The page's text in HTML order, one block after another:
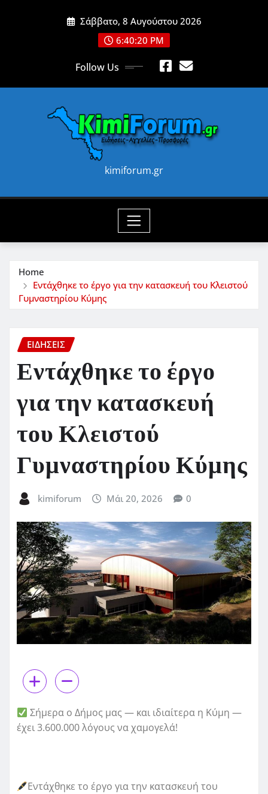
Σάββατο, 8 Αυγούστου 2026
6:40:22 PM
Follow Us
kimiforum.gr
Home
Εντάχθηκε το έργο για την κατασκευή του Κλειστού
Γυμναστηρίου Κύμης
ΕΙΔΗΣΕΙΣ
Εντάχθηκε το έργο
για την κατασκευή
του Κλειστού
Γυμναστηρίου Κύμης
kimiforum Μάι 20, 2026 0
Σήμερα ο Δήμος μας — και ιδιαίτερα η Κύμη —
έχει 3.600.000 λόγους να χαμογελά!
Εντάχθηκε το έργο για την κατασκευή του